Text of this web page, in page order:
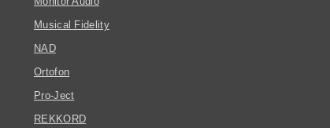
Musical Fidelity
NAD
Ortofon
Pro-Ject
REKKORD